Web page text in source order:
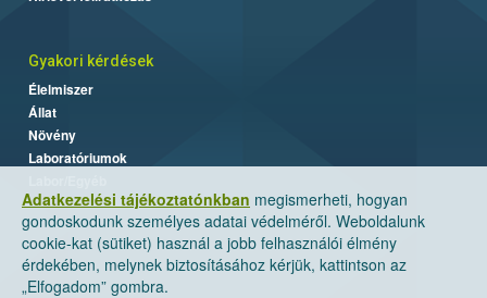
Adatkezelési tájékoztatónkban megismerheti, hogyan
gondoskodunk személyes adatai védelméről. Weboldalunk
cookie-kat (sütiket) használ a jobb felhasználói élmény
érdekében, melynek biztosításához kérjük, kattintson az
„Elfogadom” gombra.
Gyakori kérdések
Élelmiszer
Állat
Növény
Laboratóriumok